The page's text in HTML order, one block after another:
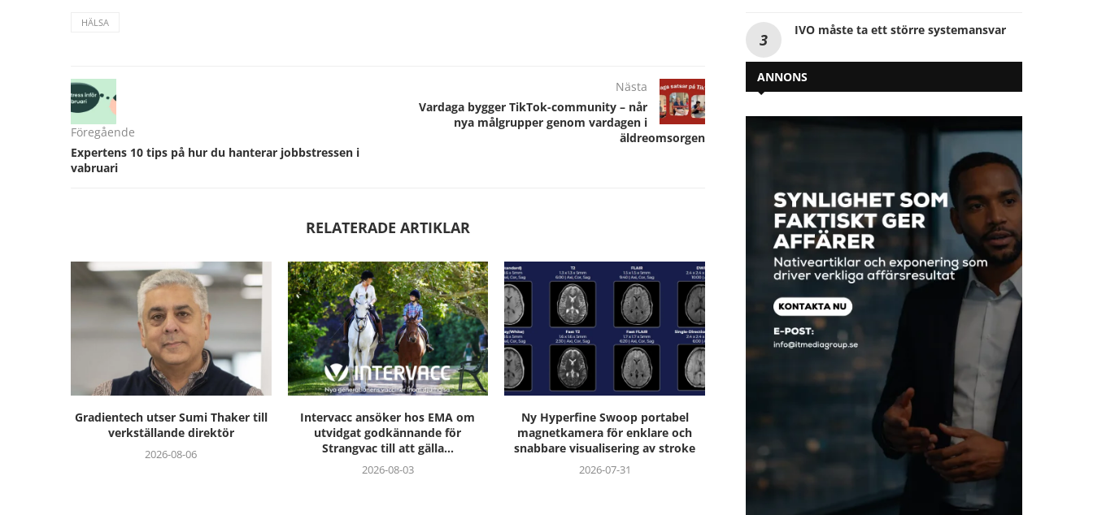
HÄLSA
Föregående
Expertens 10 tips på hur du hanterar jobbstressen i
vabruari
Nästa
Vardaga bygger TikTok-community – når
nya målgrupper genom vardagen i
äldreomsorgen
RELATERADE ARTIKLAR
Gradientech utser Sumi Thaker till
verkställande direktör
2026-08-06
Intervacc ansöker hos EMA om
utvidgat godkännande för
Strangvac till att gälla...
2026-08-03
Ny Hyperfine Swoop portabel
magnetkamera för enklare och
snabbare visualisering av stroke
2026-07-31
IVO måste ta ett större systemansvar
ANNONS